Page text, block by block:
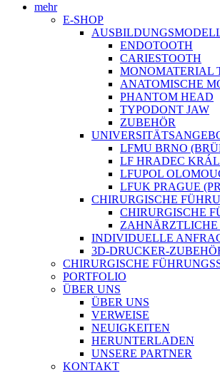
mehr
E-SHOP
ENDOTOOTH
CARIESTOOTH
MONOMATERIAL
ANATOMISCHE
PHANTOM HEAD
TYPODONT JAW
ZUBEHÖR
LFMU BRNO
LF HRADEC
LFUPOL
LFUK PRAGUE
CHIRURGISCHE
CHIRURGISCHE
ZAHNÄRZTLICHE
INDIVIDUELLE
3D-DRUCKER-
CHIRURGISCHE
PORTFOLIO
ÜBER UNS
ÜBER UNS
VERWEISE
NEUIGKEITEN
HERUNTERLADEN
UNSERE PARTNER
KONTAKT